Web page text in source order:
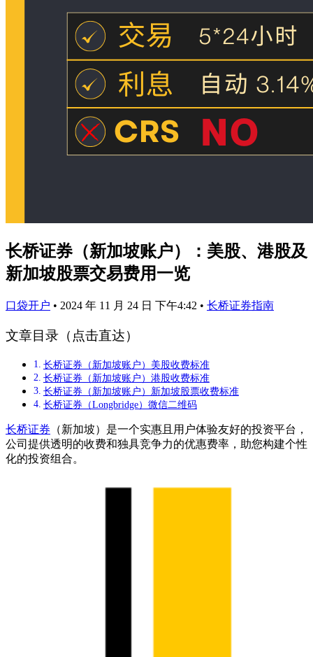
长桥证券（新加坡账户）：美股、港股及
新加坡股票交易费用一览
口袋开户 • 2024 年 11 月 24 日 下午4:42 • 长桥证券指南
文章目录（点击直达）
长桥证券（新加坡账户）美股收费标准
长桥证券（新加坡账户）港股收费标准
长桥证券（新加坡账户）新加坡股票收费标准
长桥证券（Longbridge）微信二维码
长桥证券 （新加坡）是一个实惠且用户体验友好的投资平台，
公司提供透明的收费和独具竞争力的优惠费率，助您构建个性
化的投资组合。